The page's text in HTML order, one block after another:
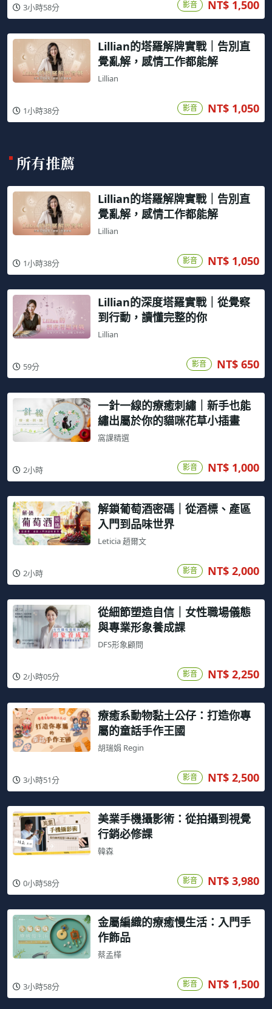
3小時58分 影音 NT$ 1,500
Lillian的塔羅解牌實戰｜告別直
覺亂解，感情工作都能解
Lillian
1小時38分 影音 NT$ 1,050
所有推薦
Lillian的塔羅解牌實戰｜告別直
覺亂解，感情工作都能解
Lillian
1小時38分 影音 NT$ 1,050
Lillian的深度塔羅實戰｜從覺察
到行動，讀懂完整的你
Lillian
59分 影音 NT$ 650
一針一線的療癒刺繡｜新手也能
繡出屬於你的貓咪花草小插畫
窩課精選
2小時 影音 NT$ 1,000
解鎖葡萄酒密碼｜從酒標、產區
入門到品味世界
Leticia 趙爾文
2小時 影音 NT$ 2,000
從細節塑造自信｜女性職場儀態
與專業形象養成課
DFS形象顧問
2小時05分 影音 NT$ 2,250
療癒系動物黏土公仔：打造你專
屬的童話手作王國
胡瑞娟 Regin
3小時51分 影音 NT$ 2,500
美業手機攝影術：從拍攝到視覺
行銷必修課
韓森
0小時58分 影音 NT$ 3,980
金屬編織的療癒慢生活：入門手
作飾品
蔡孟樺
3小時58分 影音 NT$ 1,500